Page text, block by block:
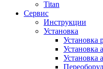
Titan
Сервис
Инструкции
Установка
Установка
Установка
Установка